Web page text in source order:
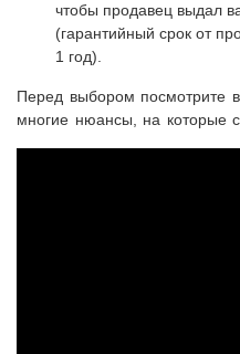
чтобы продавец выдал
(гарантийный срок от
1 год).
Перед выбором посмотрите
многие нюансы, на которые